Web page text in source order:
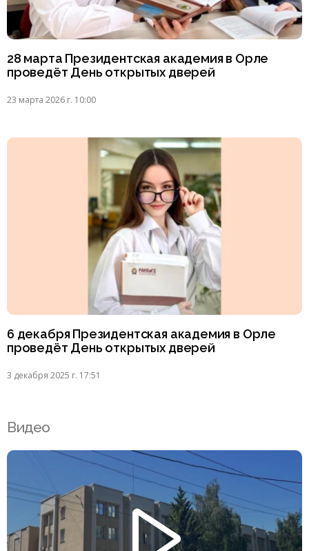
28 марта Президентская академия в Орле
проведёт День открытых дверей
23 марта 2026 г. 10:00
6 декабря Президентская академия в Орле
проведёт День открытых дверей
3 декабря 2025 г. 17:51
Видео